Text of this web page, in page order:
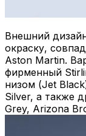
Внешний
окраску,
Aston Martin.
фирменный
низом (Jet
Silver, а также
Grey, Arizona